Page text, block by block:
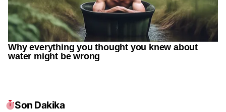
Son Dakika